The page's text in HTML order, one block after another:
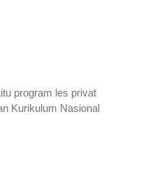
program les privat
Kurikulum Nasional